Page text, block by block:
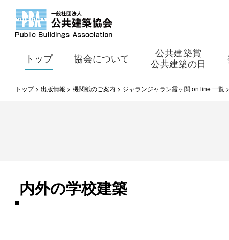
トップ 協会について
公共建築賞
公共建築の日
トップ 出版情報 機関紙のご案内 ジャランジャラン霞ヶ関 on line 一覧
内外の学校建築